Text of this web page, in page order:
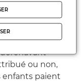
pas, nous
de
président
est en
ou non,
enfants paient